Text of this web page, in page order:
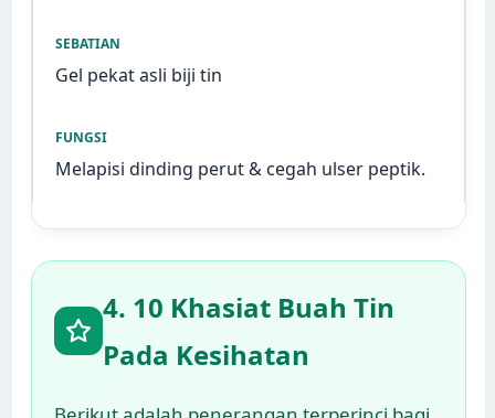
Gel pekat asli biji tin
Melapisi dinding perut & cegah ulser peptik.
4. 10 Khasiat Buah Tin
Pada Kesihatan